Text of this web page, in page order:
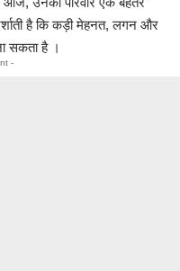
है कि कड़ी मेहनत, लगन और
सकता है ।
-